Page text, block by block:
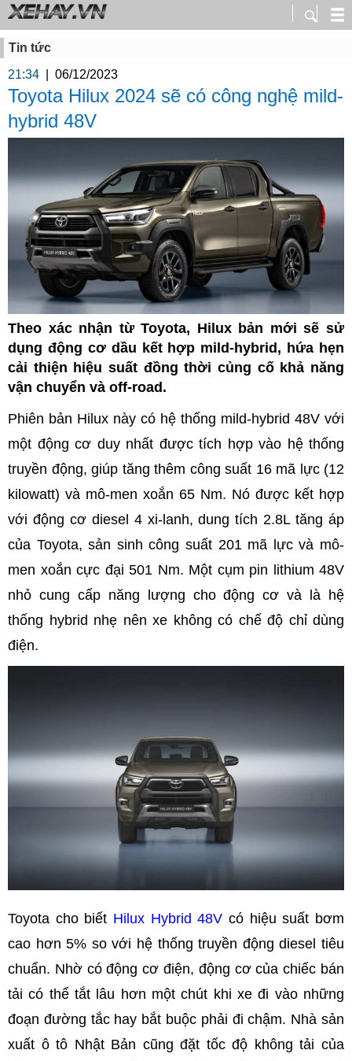
Tin tức
21:34
06/12/2023
Toyota Hilux 2024 sẽ có công nghệ mild-
hybrid 48V
Theo xác nhận từ Toyota, Hilux bản mới sẽ sử
dụng động cơ dầu kết hợp mild-hybrid, hứa hẹn
cải thiện hiệu suất đồng thời củng cố khả năng
vận chuyển và off-road.
Phiên bản Hilux này có hệ thống mild-hybrid 48V với
một động cơ duy nhất được tích hợp vào hệ thống
truyền động, giúp tăng thêm công suất 16 mã lực (12
kilowatt) và mô-men xoắn 65 Nm. Nó được kết hợp
với động cơ diesel 4 xi-lanh, dung tích 2.8L tăng áp
của Toyota, sản sinh công suất 201 mã lực và mô-
men xoắn cực đại 501 Nm. Một cụm pin lithium 48V
nhỏ cung cấp năng lượng cho động cơ và là hệ
thống hybrid nhẹ nên xe không có chế độ chỉ dùng
điện.
Toyota cho biết Hilux Hybrid 48Vcó hiệu suất bơm
cao hơn 5% so với hệ thống truyền động diesel tiêu
chuẩn. Nhờ có động cơ điện, động cơ của chiếc bán
tải có thể tắt lâu hơn một chút khi xe đi vào những
đoạn đường tắc hay bắt buộc phải đi chậm. Nhà sản
xuất ô tô Nhật Bản cũng đặt tốc độ không tải của